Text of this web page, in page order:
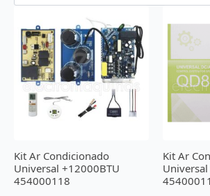
Kit Ar Condicionado
Universal +12000BTU
454000118
Kit Ar